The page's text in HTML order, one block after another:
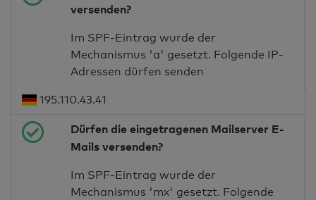
versenden?
Im SPF-Eintrag wurde der
Mechanismus 'a' gesetzt. Folgende IP-
Adressen dürfen senden
195.110.43.41
Dürfen die eingetragenen Mailserver E-
Mails versenden?
Im SPF-Eintrag wurde der
Mechanismus 'mx' gesetzt. Folgende